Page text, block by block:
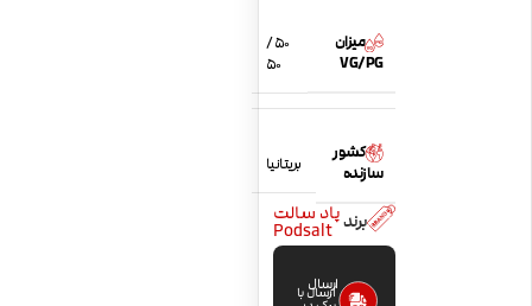
میزان
VG/PG
50 /
50
کشور
سازنده
بریتانیا
برندپاد سالت
Podsalt
ارسال
ارسال با